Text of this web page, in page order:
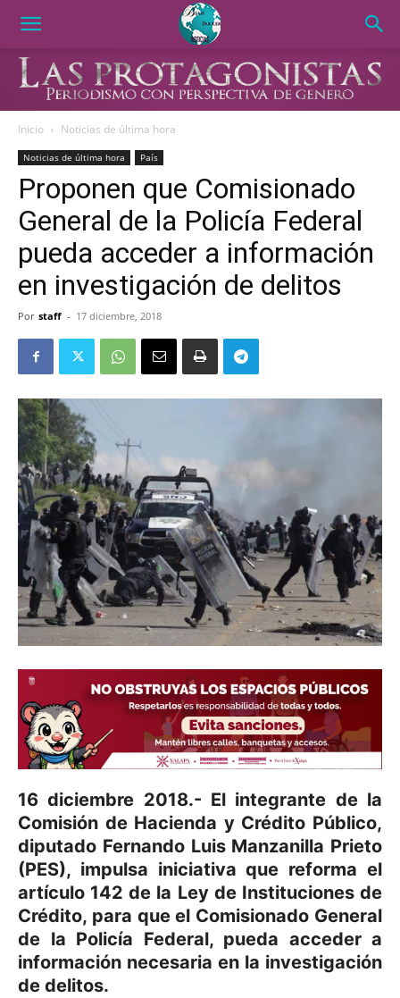
Inicio Noticias de última hora
Noticias de última hora País
Proponen que Comisionado
General de la Policía Federal
pueda acceder a información
en investigación de delitos
Por staff - 17 diciembre, 2018
16 diciembre 2018.- El integrante de la
Comisión de Hacienda y Crédito Público,
diputado Fernando Luis Manzanilla Prieto
(PES), impulsa iniciativa que reforma el
artículo 142 de la Ley de Instituciones de
Crédito, para que el Comisionado General
de la Policía Federal, pueda acceder a
información necesaria en la investigación
de delitos.